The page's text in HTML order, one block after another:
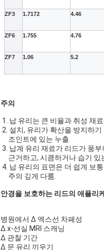
ZF3 1.7172 4.46
ZF6 1.755 4.76
ZF7 1.06 5.2
주의
1. 납 유리는 큰 비율과 취성 재
2. 설치, 유리가 확산을 방지하
조인트에 있는 누출.
3. 납계 유리 재료가 리드가 풍
근거하고, 시큼하거나 습기 있
4. 납 유리의 표면은 더 쉽게 보
주의 깊게 다룸.
안경을 보호하는 리드의 애플리
병원에서 Δ 엑스선 차폐성
Δ x-선실 MRI 스캐닝
Δ 관찰 기간
Δ 문 유리 끼우기